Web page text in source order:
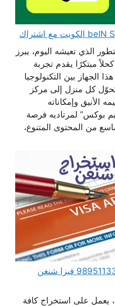
الذي تعيشه اليوم، يبرز
مبتكرًا يقدم تجربة
الجهاز بين التكنولوجيا
كل منزل إلى مركز
الأنيق وإمكاناته
بوكس” لمرتاديه فرصة
من المحتوى المتنوع،
مكتب استخراج فيزا شنغن 98951133 فيزا شنغن
يعمل على استخراج كافة